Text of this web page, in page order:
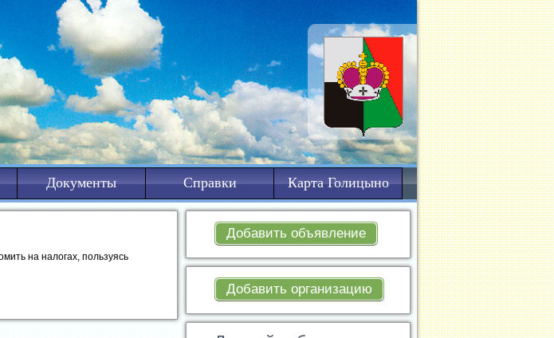
Документы Справки Карта Голицыно
Добавить объявление
Добавить организацию
на налогах, пользуясь